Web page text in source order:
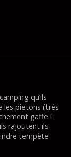
qu’ils
les pietons (trés
gaffe !
rajoutent ils
tempète